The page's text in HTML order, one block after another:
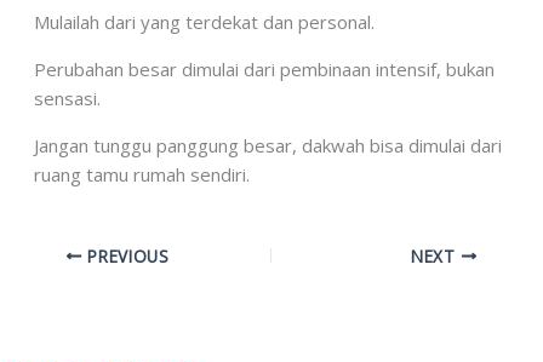
Mulailah dari yang terdekat dan personal.
Perubahan besar dimulai dari pembinaan intensif, bukan
sensasi.
Jangan tunggu panggung besar, dakwah bisa dimulai dari
ruang tamu rumah sendiri.
PREVIOUS NEXT